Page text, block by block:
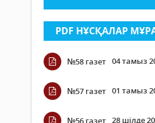
PDF НҰСҚАЛАР
№58 газет 04 тамыз
№57 газет 01 тамыз
№56 газет 28 шілде